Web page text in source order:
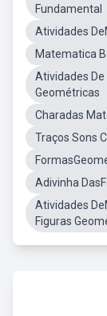
Fundamental
Atividades
Matematica
Atividades
Geométricas
Charadas
Traços Sons
Adivinha
Atividades
Figuras